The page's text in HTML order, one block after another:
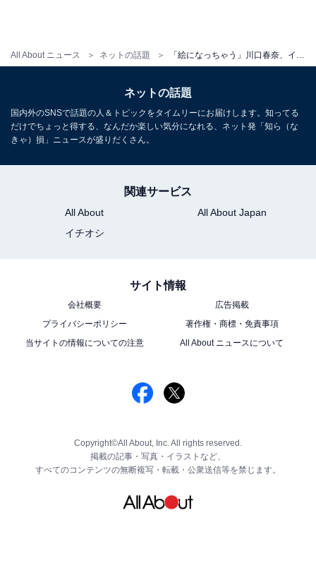
All About ニュース ネットの話題
ネットの話題
国内外のSNSで話題の人＆トピックをタイムリーにお届けします。知ってる
だけでちょっと得する、なんだか楽しい気分になれる、ネット発「知ら（な
きゃ）損」ニュースが盛りだくさん。
関連サービス
All About
All About Japan
イチオシ
サイト情報
会社概要
広告掲載
プライバシーポリシー
著作権・商標・免責事項
当サイトの情報についての注意
All About ニュースについて
Copyright©All About, Inc. All rights reserved.
掲載の記事・写真・イラストなど、
すべてのコンテンツの無断複写・転載・公衆送信等を禁じます。